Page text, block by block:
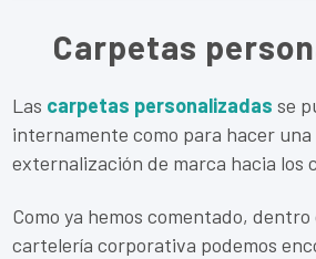
Carpetas
Las carpetas personalizadas se
internamente como para hacer una
externalización de marca hacia los
Como ya hemos comentado,
cartelería corporativa podemos